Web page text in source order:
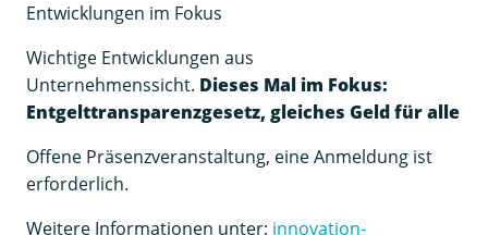
Entwicklungen im Fokus
Wichtige Entwicklungen aus
Unternehmenssicht. Dieses Mal im Fokus:
Entgelttransparenzgesetz, gleiches Geld für alle
Offene Präsenzveranstaltung, eine Anmeldung ist
erforderlich.
Weitere Informationen unter: innovation-